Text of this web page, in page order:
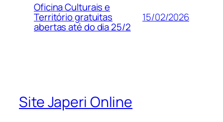
Oficina Culturais e
Território gratuitas
abertas até do dia 25/2
15/02/2026
Site Japeri Online